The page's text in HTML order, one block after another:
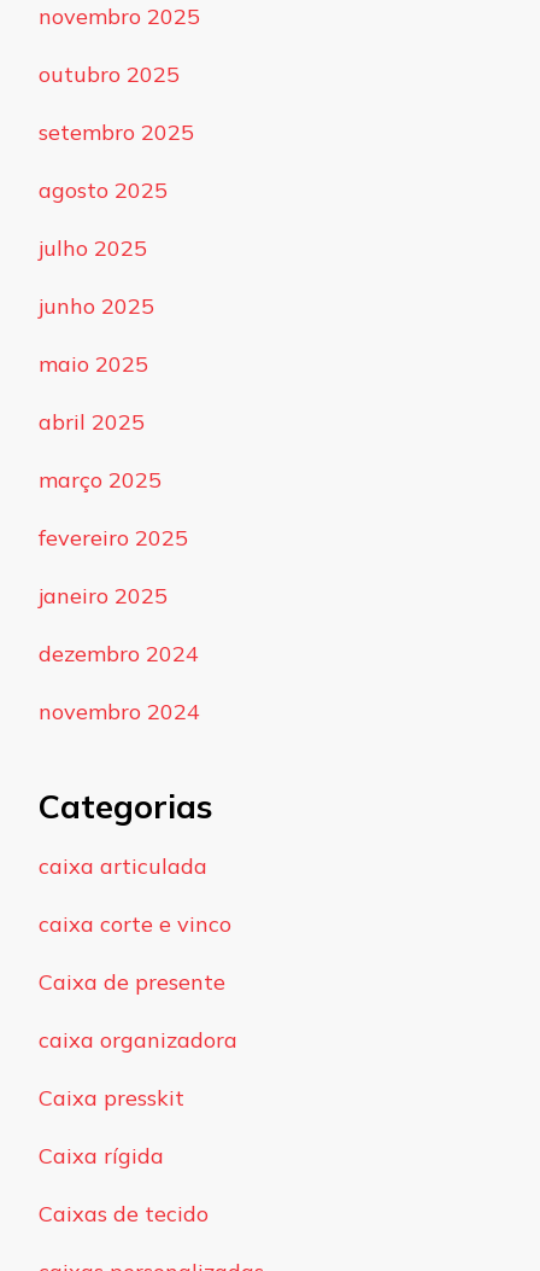
novembro 2025
outubro 2025
setembro 2025
agosto 2025
julho 2025
junho 2025
maio 2025
abril 2025
março 2025
fevereiro 2025
janeiro 2025
dezembro 2024
novembro 2024
Categorias
caixa articulada
caixa corte e vinco
Caixa de presente
caixa organizadora
Caixa presskit
Caixa rígida
Caixas de tecido